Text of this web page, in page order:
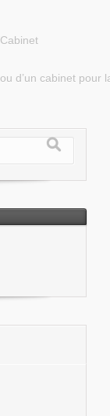
d’un cabinet